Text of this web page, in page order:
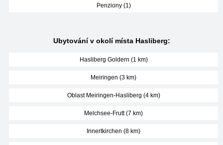
Penziony (1)
Ubytování v okolí místa Hasliberg:
Hasliberg Goldern (1 km)
Meiringen (3 km)
Oblast Meiringen-Hasliberg (4 km)
Melchsee-Frutt (7 km)
Innertkirchen (8 km)